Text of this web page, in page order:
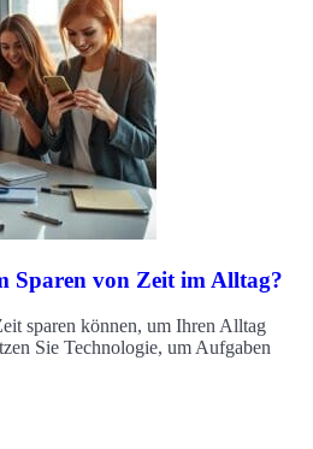
Sparen von Zeit im Alltag?
sparen können, um Ihren Alltag
Sie Technologie, um Aufgaben